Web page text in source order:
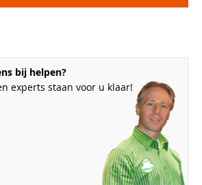
bij helpen?
experts staan voor u klaar!